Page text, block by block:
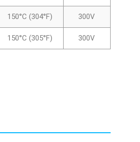
150°C (304°F) 300V
150°C (305°F) 300V